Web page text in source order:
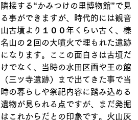
隣接する“かみつけの里博物館”で見
る事ができますが、時代的には観音
山古墳より１００年くらい古く、榛
名山の２回の大噴火で埋もれた遺跡
になります。ここの面白さは古墳だ
けでなく、当時の水田区画や王の館
（三ツ寺遺跡）まで出てきた事で当
時の暮らしや祭祀内容に踏み込める
遺物が見られる点ですが、まだ発掘
はこれからだとの印象です。火山灰